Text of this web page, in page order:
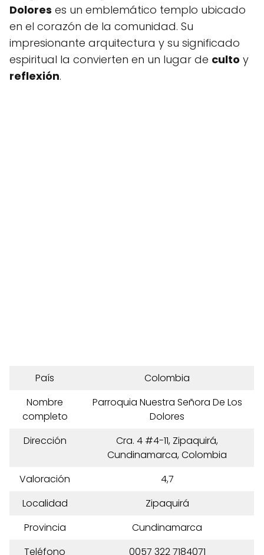
Dolores es un emblemático templo ubicado
en el corazón de la comunidad. Su
impresionante arquitectura y su significado
espiritual la convierten en un lugar de culto y
reflexión.
País
Colombia
Nombre
completo
Parroquia Nuestra Señora De Los
Dolores
Dirección
Cra. 4 #4-11, Zipaquirá,
Cundinamarca, Colombia
Valoración
4,7
Localidad
Zipaquirá
Provincia
Cundinamarca
Teléfono
0057 322 7184071